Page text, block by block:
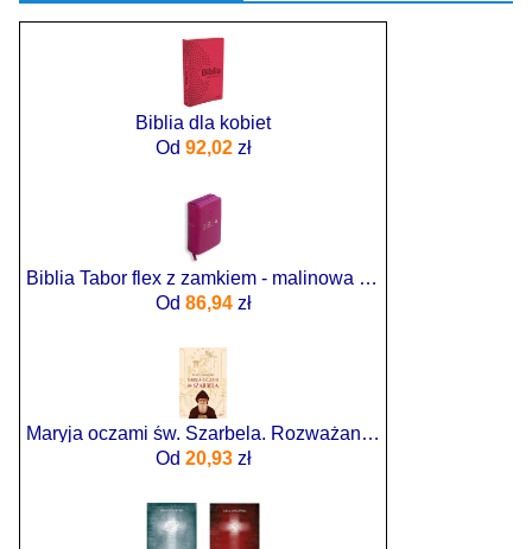
Biblia dla kobiet
Od 92,02zł
Biblia Tabor flex z zamkiem - malinowa Zbiorowa Praca
Od 86,94zł
Maryja oczami św. Szarbela. Rozważania różańcowe pisane w Libanie
Od 20,93zł